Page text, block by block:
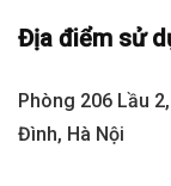
Địa điểm sử
Phòng 206 Lầu
Đình, Hà Nội